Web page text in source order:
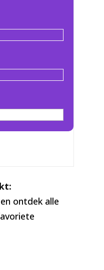
ontdek alle